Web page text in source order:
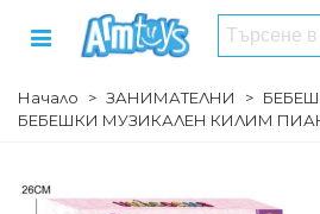
Начало > ЗАНИМАТЕЛНИ >
БЕБЕШКИ МУЗИКАЛЕН КИЛИМ